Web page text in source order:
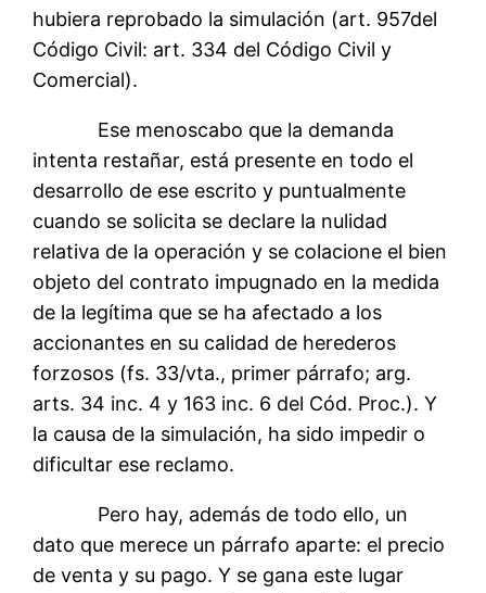
hubiera reprobado la simulación (art. 957del
Código Civil: art. 334 del Código Civil y
Comercial).
Ese menoscabo que la demanda
intenta restañar, está presente en todo el
desarrollo de ese escrito y puntualmente
cuando se solicita se declare la nulidad
relativa de la operación y se colacione el bien
objeto del contrato impugnado en la medida
de la legítima que se ha afectado a los
accionantes en su calidad de herederos
forzosos (fs. 33/vta., primer párrafo; arg.
arts. 34 inc. 4 y 163 inc. 6 del Cód. Proc.). Y
la causa de la simulación, ha sido impedir o
dificultar ese reclamo.
Pero hay, además de todo ello, un
dato que merece un párrafo aparte: el precio
de venta y su pago. Y se gana este lugar